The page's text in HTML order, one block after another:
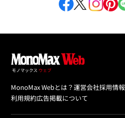
MonoMax Webとは？運営会社採用情報
利用規約広告掲載について